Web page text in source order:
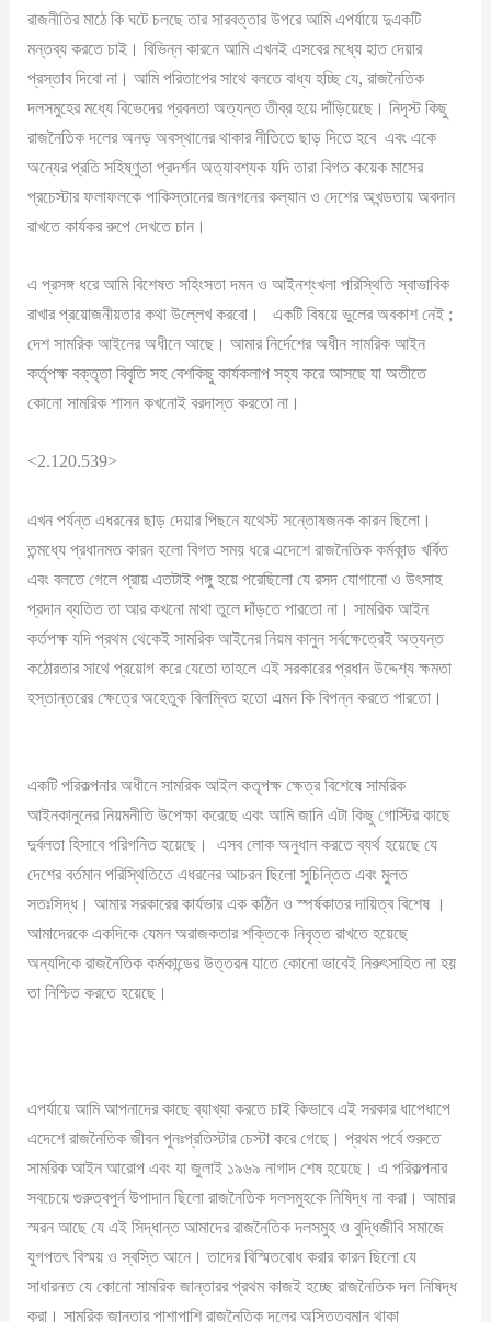
রাজনীতির মাঠে কি ঘটে চলছে তার সারবত্তার উপরে আমি এপর্যায়ে দুএকটি
মন্তব্য করতে চাই। বিভিন্ন কারনে আমি এখনই এসবের মধ্যে হাত দেয়ার
প্রস্তাব দিবো না। আমি পরিতাপের সাথে বলতে বাধ্য হচ্ছি যে, রাজনৈতিক
দলসমুহের মধ্যে বিভেদের প্রবনতা অত্যন্ত তীব্র হয়ে দাঁড়িয়েছে। নিদৃস্ট কিছু
রাজনৈতিক দলের অনড় অবস্থানের থাকার নীতিতে ছাড় দিতে হবে এবং একে
অন্যের প্রতি সহিষ্ণুতা প্রদর্শন অত্যাবশ্যক যদি তারা বিগত কয়েক মাসের
প্রচেস্টার ফলাফলকে পাকিস্তানের জনগনের কল্যান ও দেশের অখন্ডতায় অবদান
রাখতে কার্যকর রুপে দেখতে চান।
এ প্রসঙ্গ ধরে আমি বিশেষত সহিংসতা দমন ও আইনশ্ংখলা পরিস্থিতি স্বাভাবিক
রাখার প্রয়োজনীয়তার কথা উল্লেখ করবো। একটি বিষয়ে ভুলের অবকাশ নেই ;
দেশ সামরিক আইনের অধীনে আছে। আমার নির্দেশের অধীন সামরিক আইন
কর্তৃপক্ষ বক্তৃতা বিবৃতি সহ বেশকিছু কার্যকলাপ সহ্য করে আসছে যা অতীতে
কোনো সামরিক শাসন কখনোই বরদাস্ত করতো না।
<2.120.539>
এখন পর্যন্ত এধরনের ছাড় দেয়ার পিছনে যথেস্ট সন্তোষজনক কারন ছিলো।
তন্মধ্যে প্রধানমত কারন হলো বিগত সময় ধরে এদেশে রাজনৈতিক কর্মকান্ড খর্বিত
এবং বলতে গেলে প্রায় এতটাই পঙ্গু হয়ে পরেছিলো যে রসদ যোগানো ও উৎসাহ
প্রদান ব্যতিত তা আর কখনো মাথা তুলে দাঁড়তে পারতো না। সামরিক আইন
কর্তপক্ষ যদি প্রথম থেকেই সামরিক আইনের নিয়ম কানুন সর্বক্ষেত্রেই অত্যন্ত
কঠোরতার সাথে প্রয়োগ করে যেতো তাহলে এই সরকারের প্রধান উদ্দেশ্য ক্ষমতা
হস্তান্তরের ক্ষেত্রে অহেতুক বিলম্বিত হতো এমন কি বিপন্ন করতে পারতো।
একটি পরিকল্পনার অধীনে সামরিক আইল কতৃপক্ষ ক্ষেত্র বিশেষে সামরিক
আইনকানুনের নিয়মনীতি উপেক্ষা করেছে এবং আমি জানি এটা কিছু গোস্টির কাছে
দুর্বলতা হিসাবে পরিগনিত হয়েছে। এসব লোক অনুধান করতে ব্যর্থ হয়েছে যে
দেশের বর্তমান পরিস্থিতিতে এধরনের আচরন ছিলো সুচিন্তিত এবং মুলত
সতঃসিদ্ধ। আমার সরকারের কার্যভার এক কঠিন ও স্পর্ষকাতর দায়িত্ব বিশেষ ।
আমাদেরকে একদিকে যেমন অরাজকতার শক্তিকে নিবৃত্ত রাখতে হয়েছে
অন্যদিকে রাজনৈতিক কর্মকান্ডের উত্তরন যাতে কোনো ভাবেই নিরুৎসাহিত না হয়
তা নিশ্চিত করতে হয়েছে।
এপর্যায়ে আমি আপনাদের কাছে ব্যাখ্যা করতে চাই কিভাবে এই সরকার ধাপেধাপে
এদেশে রাজনৈতিক জীবন পুনঃপ্রতিস্টার চেস্টা করে গেছে। প্রথম পর্বে শুরুতে
সামরিক আইন আরোপ এবং যা জুলাই ১৯৬৯ নাগাদ শেষ হয়েছে। এ পরিকল্পনার
সবচেয়ে গুরুত্বপুর্ন উপাদান ছিলো রাজনৈতিক দলসমুহকে নিষিদ্ধ না করা। আমার
স্মরন আছে যে এই সিদ্ধান্ত আমাদের রাজনৈতিক দলসমুহ ও বুদ্ধিজীবি সমাজে
যুগপতৎ বিস্ময় ও স্বস্তি আনে। তাদের বিস্মিতবোধ করার কারন ছিলো যে
সাধারনত যে কোনো সামরিক জান্তারর প্রথম কাজই হচ্ছে রাজনৈতিক দল নিষিদ্ধ
করা। সামরিক জান্তার পাশাপাশি রাজনৈতিক দলের অস্তিত্বমান থাকা